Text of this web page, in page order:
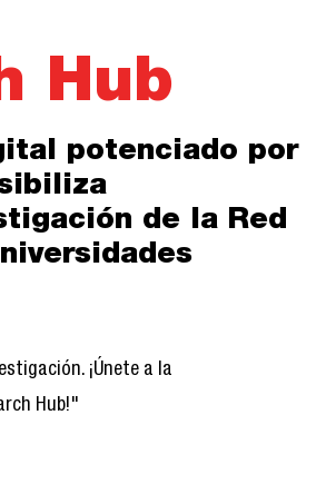
Hub
potenciado por
de la Red
¡Únete a la
Hub!"